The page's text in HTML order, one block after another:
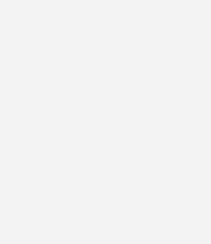
an Anteil von